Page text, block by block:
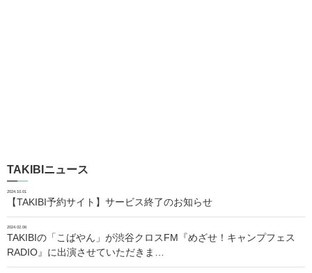
TAKIBIニュース
2024.10.01
【TAKIBI予約サイト】サービス終了のお知らせ
2024.02.06
TAKIBIの「こばやん」が渋谷クロスFM『めざせ！キャンプフェス
RADIO』に出演させていただきま…